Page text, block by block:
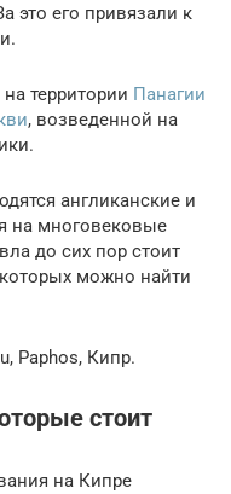
это его привязали к
территории Панагии
, возведенной на
англиканские и
на многовековые
до сих пор стоит
можно найти
Paphos, Кипр.
стоит
на Кипре